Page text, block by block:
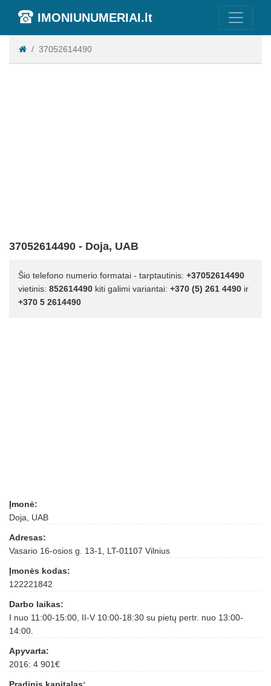
IMONIUNUMERIAI.lt
37052614490
37052614490 - Doja, UAB
Šio telefono numerio formatai - tarptautinis: +37052614490
vietinis: 852614490 kiti galimi variantai: +370 (5) 261 4490 ir
+370 5 2614490
Įmonė:
Doja, UAB
Adresas:
Vasario 16-osios g. 13-1, LT-01107 Vilnius
Įmonės kodas:
122221842
Darbo laikas:
I nuo 11:00-15:00, II-V 10:00-18:30 su pietų pertr. nuo 13:00-
14:00.
Apyvarta:
2016: 4 901€